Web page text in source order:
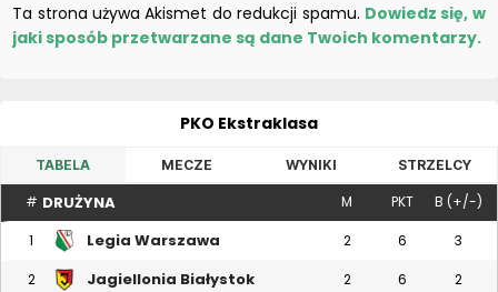
Ta strona używa Akismet do redukcji spamu. Dowiedz się, w
jaki sposób przetwarzane są dane Twoich komentarzy.
PKO Ekstraklasa
TABELA MECZE WYNIKI STRZELCY
# DRUŻYNA M PKT B (+/-)
1 Legia Warszawa 2 6 3
2 Jagiellonia Białystok 2 6 2